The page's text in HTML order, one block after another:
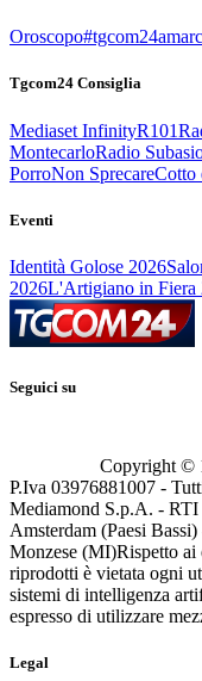
Oroscopo
Tgcom24 Consiglia
Mediaset InfinityR101
MontecarloRadio
PorroNon SprecareCotto
Eventi
Identità Golose 2026
2026L'Artigiano in Fiera
Seguici su
Copyright ©
P.Iva 03976881007 -
Mediamond S.p.A. - RTI
Amsterdam (Paesi
Monzese (MI)Rispetto ai
riprodotti è vietata ogni
sistemi di intelligenza
espresso di utilizzare
Legal